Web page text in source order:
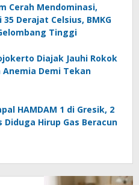
Cerah Mendominasi,
35 Derajat Celsius, BMKG
Tinggi
Diajak Jauhi Rokok
Anemia Demi Tekan
HAMDAM 1 di Gresik, 2
Diduga Hirup Gas Beracun